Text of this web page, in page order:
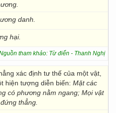
danh.
hại.
tham khảo: Từ điển - Thanh Nghị
xác định tư thế của một vật,
hiện tượng diễn biến: Mặt các
có phương nằm ngang; Mọi vật
thẳng.